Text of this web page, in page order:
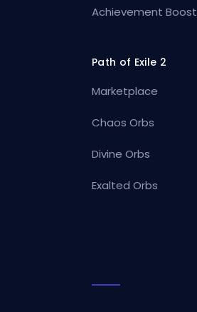
Achievement Boost
Path of Exile 2
Marketplace
Chaos Orbs
Divine Orbs
Exalted Orbs